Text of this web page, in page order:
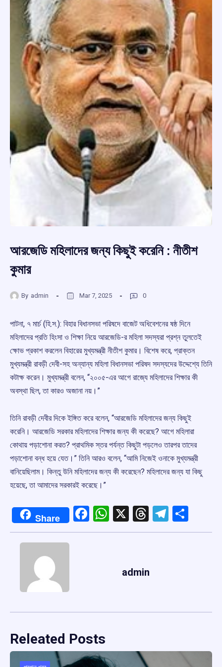
আরজেডি মহিলাদের জন্য কিছুই করেনি : নীতীশ
কুমার
By admin Mar 7, 2025 0
পাটনা, ৭ মার্চ (হি.স.): বিহার বিধানসভা পরিষদে বাজেট অধিবেশনের ষষ্ঠ দিনে
মহিলাদের প্রতি হিংসা ও শিক্ষা নিয়ে আরজেডি-র মহিলা সদস্যরা প্রশ্ন তুলতেই
ক্ষোভ প্রকাশ করলেন বিহারের মুখ্যমন্ত্রী নীতীশ কুমার। বিশেষ করে, প্রাক্তন
মুখ্যমন্ত্রী রাবড়ী দেবী-সহ অন্যান্য মহিলা বিধানসভা পরিষদ সদস্যদের উদ্দেশ্যে তিনি
কটাক্ষ করেন। মুখ্যমন্ত্রী বলেন, “২০০৫-এর আগে রাজ্যে মহিলাদের শিক্ষার কী
অবস্থা ছিল, তা কারও অজানা নয়।”
তিনি রাবড়ী দেবীর দিকে ইঙ্গিত করে বলেন, “আরজেডি মহিলাদের জন্য কিছুই
করেনি। আরজেডি সরকার মহিলাদের শিক্ষার জন্য কী করেছে? আগে মহিলারা
কোথায় পড়াশোনা করত? প্রাথমিক স্তর পর্যন্ত কিছুটা পড়লেও তারপর তাদের
পড়াশোনা বন্ধ হয়ে যেত।” তিনি আরও বলেন, “আমি নিজেই ওনাকে মুখ্যমন্ত্রী
বানিয়েছিলাম। কিন্তু উনি মহিলাদের জন্য কী করেছেন? মহিলাদের জন্য যা কিছু
হয়েছে, তা আমাদের সরকারই করেছে।”
Share Facebook
WhatsApp
X Threads
admin
Releated Posts